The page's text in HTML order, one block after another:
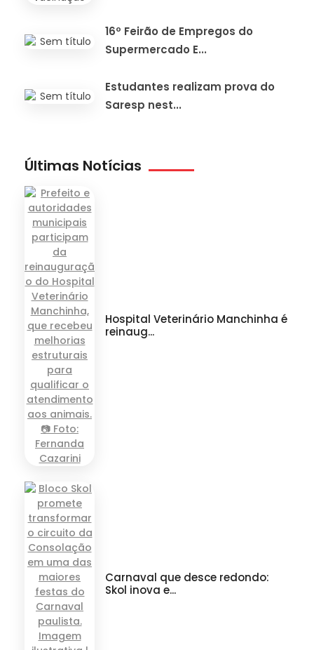
16º Feirão de Empregos do
Supermercado E...
Estudantes realizam prova do
Saresp nest...
Últimas Notícias
Hospital Veterinário Manchinha é
reinaug...
Carnaval que desce redondo:
Skol inova e...